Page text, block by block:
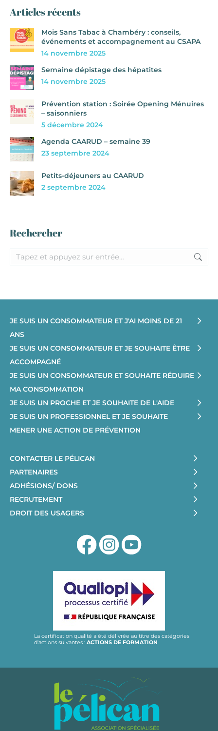
Articles récents
Mois Sans Tabac à Chambéry : conseils,
événements et accompagnement au CSAPA
14 novembre 2025
Semaine dépistage des hépatites
14 novembre 2025
Prévention station : Soirée Opening Ménuires
– saisonniers
5 décembre 2024
Agenda CAARUD – semaine 39
23 septembre 2024
Petits-déjeuners au CAARUD
2 septembre 2024
Rechercher
Recherche
JE SUIS UN CONSOMMATEUR ET J'AI MOINS DE 21
ANS
JE SUIS UN CONSOMMATEUR ET JE SOUHAITE ÊTRE
ACCOMPAGNÉ
JE SUIS UN CONSOMMATEUR ET SOUHAITE RÉDUIRE
MA CONSOMMATION
JE SUIS UN PROCHE ET JE SOUHAITE DE L'AIDE
JE SUIS UN PROFESSIONNEL ET JE SOUHAITE
MENER UNE ACTION DE PRÉVENTION
CONTACTER LE PÉLICAN
PARTENAIRES
ADHÉSIONS/ DONS
RECRUTEMENT
DROIT DES USAGERS
La certification qualité a été délivrée au titre des catégories
d'actions suivantes : ACTIONS DE FORMATION